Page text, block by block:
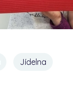
Jídelna